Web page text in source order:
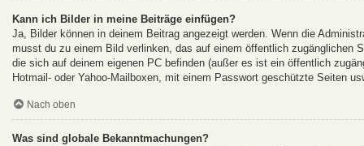
Kann ich Bilder in meine Beiträge einfügen?
Ja, Bilder können in deinem Beitrag angezeigt werden. Wenn die
musst du zu einem Bild verlinken, das auf einem öffentlich zugänglichen
die sich auf deinem eigenen PC befinden (außer es ist ein öffentlich
Hotmail- oder Yahoo-Mailboxen, mit einem Passwort geschützte Seiten
Nach oben
Was sind globale Bekanntmachungen?